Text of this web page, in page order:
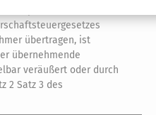
Körperschaft,
übertragen, ist
übernehmende
veräußert oder durch
2 Satz 3 des